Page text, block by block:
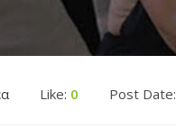
Like: 0 Post Date: